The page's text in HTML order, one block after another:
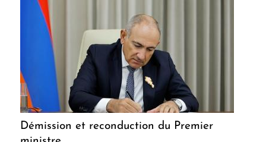
Démission et reconduction du Premier